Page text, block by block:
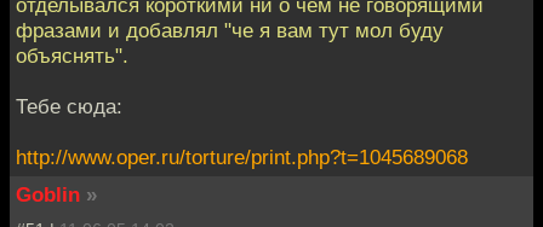
отделывался короткими ни о чем не говорящими
фразами и добавлял "че я вам тут мол буду
объяснять".
Тебе сюда:
http://www.oper.ru/torture/print.php?t=1045689068
Goblin »